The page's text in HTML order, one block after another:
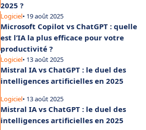
2025 ?
Logiciel• 19 août 2025
Microsoft Copilot vs ChatGPT : quelle
est l’IA la plus efficace pour votre
productivité ?
Logiciel• 13 août 2025
Mistral IA vs ChatGPT : le duel des
intelligences artificielles en 2025
Logiciel• 13 août 2025
Mistral IA vs ChatGPT : le duel des
intelligences artificielles en 2025